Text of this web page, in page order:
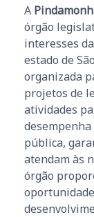
A
órgão
interesses
estado de
organizada
projetos de
atividades
pública,
atendam às
órgão